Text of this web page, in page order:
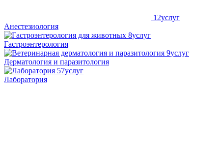
12услуг
Анестезиология
8услуг
Гастроэнтерология
9услуг
Дерматология и паразитология
57услуг
Лаборатория